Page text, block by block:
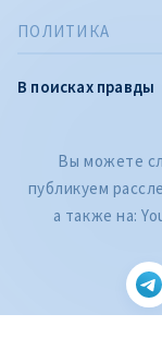
ПОЛИТИКА
В поисках правды
Вы можете
публикуем
а также на:
CITEȘTE